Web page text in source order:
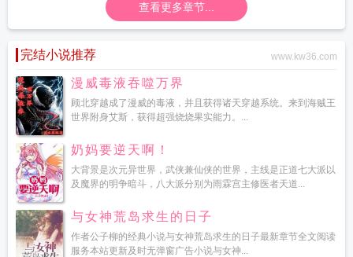
查看更多章节...
完结小说推荐 www.kw36.com
漫威毒液吞噬万界
顾北穿越成了漫威的毒液，并且获得诸天穿越系统。来到海贼王
世界附身艾斯，获得超强烧烧果实能力。...
奶妈要逆天啊！
大背景是次元异世界，武侠兼仙侠的世界，主线是正道七大派以
及魔界的明争暗斗，八大派分别为雨霖宫主修医者天道...
与女神荒岛求生的日子
作者公子柳的经典小说与女神荒岛求生的日子最新章节全文阅读
服务本站更新及时无弹窗广告小说与女神...